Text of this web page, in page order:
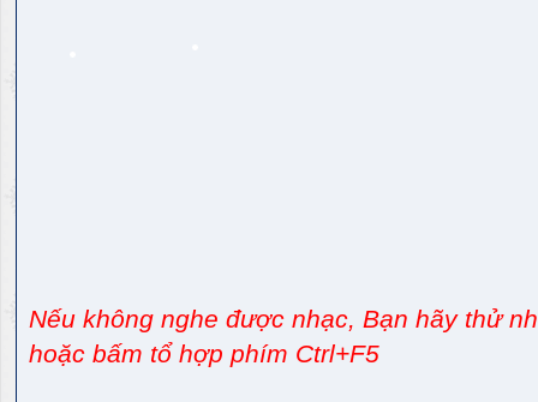
Nếu không nghe được nhạc, Bạn hãy thử
hoặc bấm tổ hợp phím Ctrl+F5